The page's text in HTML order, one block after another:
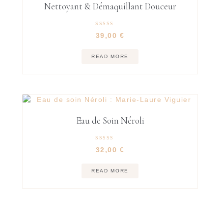
Nettoyant & Démaquillant Douceur
5.00
out of 5
39,00 €
READ MORE
Eau de Soin Néroli
5.00
out of 5
32,00 €
READ MORE